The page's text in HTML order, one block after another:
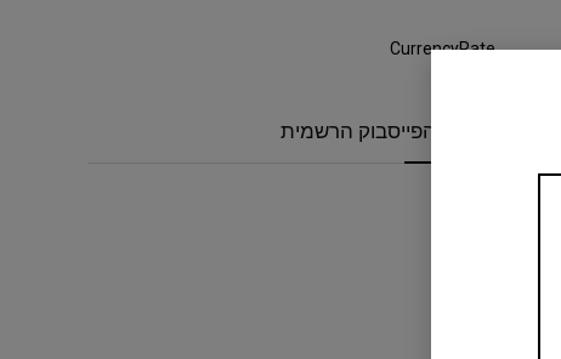
CurrencyRate
קבוצת הפייסבוק הרשמית